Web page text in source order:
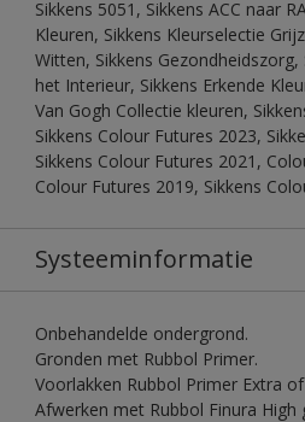
Sikkens 5051, Sikkens ACC naar
Kleuren, Sikkens Kleurselectie
Witten, Sikkens
het Interieur, Sikkens Erkende
Van Gogh Collectie kleuren,
Sikkens Colour Futures 2023,
Sikkens Colour Futures 2021,
Colour Futures 2019, Sikkens
Systeeminformatie
Onbehandelde ondergrond.
Gronden met Rubbol Primer.
Voorlakken Rubbol Primer Extra of
Afwerken met Rubbol Finura High